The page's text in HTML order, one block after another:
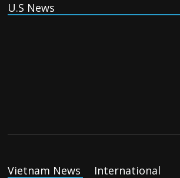
vẫn cứu thuyền viên Việt Nam, vì sao?
U.S News
Vietnam News
International